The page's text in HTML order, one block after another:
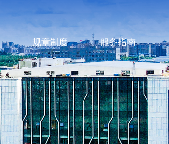
规章制度 服务指南